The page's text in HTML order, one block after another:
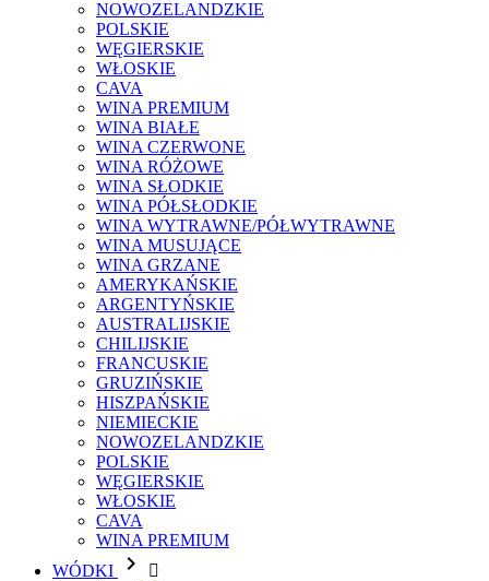
NOWOZELANDZKIE
POLSKIE
WĘGIERSKIE
WŁOSKIE
CAVA
WINA PREMIUM
WINA BIAŁE
WINA CZERWONE
WINA RÓŻOWE
WINA SŁODKIE
WINA PÓŁSŁODKIE
WINA WYTRAWNE/PÓŁWYTRAWNE
WINA MUSUJĄCE
WINA GRZANE
AMERYKAŃSKIE
ARGENTYŃSKIE
AUSTRALIJSKIE
CHILIJSKIE
FRANCUSKIE
GRUZIŃSKIE
HISZPAŃSKIE
NIEMIECKIE
NOWOZELANDZKIE
POLSKIE
WĘGIERSKIE
WŁOSKIE
CAVA
WINA PREMIUM
WÓDKI
 